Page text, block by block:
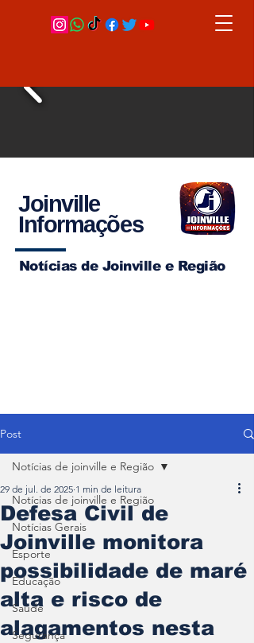
Joinville
Informações
Notícias de Joinville e Região
Post
Notícias de joinville e Região
Notícias Gerais
Esporte
Educação
Saúde
Segurança
Notícias de joinville e Região
Defesa Civil de
Joinville monitora
possibilidade de maré
alta e risco de
alagamentos nesta
29 de jul. de 2025 1 min de leitura